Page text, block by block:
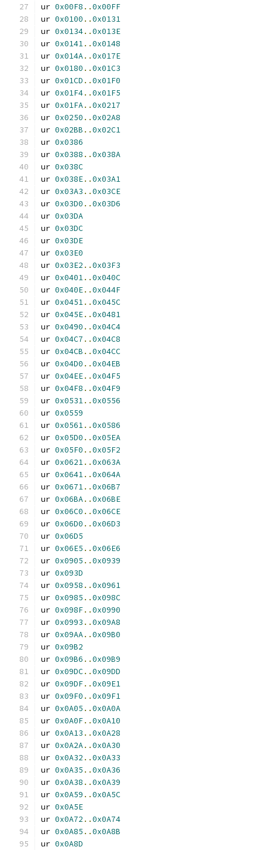
ur 0x00F8 ..0x00FF
ur 0x0100 ..0x0131
ur 0x0134..0x013E
ur 0x0141..0x0148
ur 0x014A..0x017E
ur 0x0180 ..0x01C3
ur 0x01CD ..0x01F0
ur 0x01F4..0x01F5
ur 0x01FA..0x0217
ur 0x0250 ..0x02A8
ur 0x02BB ..0x02C1
ur 0x0386
ur 0x0388 ..0x038A
ur 0x038C
ur 0x038E..0x03A1
ur 0x03A3 ..0x03CE
ur 0x03D0 ..0x03D6
ur 0x03DA
ur 0x03DC
ur 0x03DE
ur 0x03E0
ur 0x03E2 ..0x03F3
ur 0x0401..0x040C
ur 0x040E..0x044F
ur 0x0451..0x045C
ur 0x045E..0x0481
ur 0x0490 ..0x04C4
ur 0x04C7 ..0x04C8
ur 0x04CB ..0x04CC
ur 0x04D0 ..0x04EB
ur 0x04EE..0x04F5
ur 0x04F8 ..0x04F9
ur 0x0531..0x0556
ur 0x0559
ur 0x0561..0x0586
ur 0x05D0 ..0x05EA
ur 0x05F0 ..0x05F2
ur 0x0621..0x063A
ur 0x0641..0x064A
ur 0x0671..0x06B7
ur 0x06BA..0x06BE
ur 0x06C0 ..0x06CE
ur 0x06D0 ..0x06D3
ur 0x06D5
ur 0x06E5 ..0x06E6
ur 0x0905 ..0x0939
ur 0x093D
ur 0x0958 ..0x0961
ur 0x0985 ..0x098C
ur 0x098F..0x0990
ur 0x0993 ..0x09A8
ur 0x09AA..0x09B0
ur 0x09B2
ur 0x09B6 ..0x09B9
ur 0x09DC..0x09DD
ur 0x09DF..0x09E1
ur 0x09F0 ..0x09F1
ur 0x0A05 ..0x0A0A
ur 0x0A0F..0x0A10
ur 0x0A13 ..0x0A28
ur 0x0A2A..0x0A30
ur 0x0A32 ..0x0A33
ur 0x0A35 ..0x0A36
ur 0x0A38 ..0x0A39
ur 0x0A59 ..0x0A5C
ur 0x0A5E
ur 0x0A72 ..0x0A74
ur 0x0A85 ..0x0A8B
ur 0x0A8D